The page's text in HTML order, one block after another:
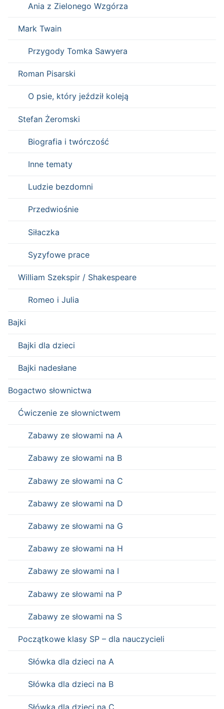
Ania z Zielonego Wzgórza
Mark Twain
Przygody Tomka Sawyera
Roman Pisarski
O psie, który jeździł koleją
Stefan Żeromski
Biografia i twórczość
Inne tematy
Ludzie bezdomni
Przedwiośnie
Siłaczka
Syzyfowe prace
William Szekspir / Shakespeare
Romeo i Julia
Bajki
Bajki dla dzieci
Bajki nadesłane
Bogactwo słownictwa
Ćwiczenie ze słownictwem
Zabawy ze słowami na A
Zabawy ze słowami na B
Zabawy ze słowami na C
Zabawy ze słowami na D
Zabawy ze słowami na G
Zabawy ze słowami na H
Zabawy ze słowami na I
Zabawy ze słowami na P
Zabawy ze słowami na S
Początkowe klasy SP – dla nauczycieli
Słówka dla dzieci na A
Słówka dla dzieci na B
Słówka dla dzieci na C